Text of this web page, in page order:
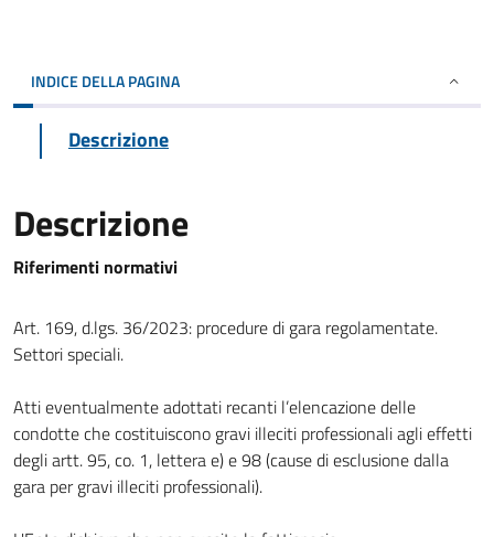
INDICE DELLA PAGINA
Descrizione
Descrizione
Riferimenti normativi
Art. 169, d.lgs. 36/2023: procedure di gara regolamentate.
Settori speciali.
Atti eventualmente adottati recanti l’elencazione delle
condotte che costituiscono gravi illeciti professionali agli effetti
degli artt. 95, co. 1, lettera e) e 98 (cause di esclusione dalla
gara per gravi illeciti professionali).